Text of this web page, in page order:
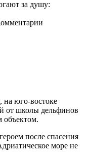
юго-востоке
от школы дельфинов
объектом.
после спасения
море не